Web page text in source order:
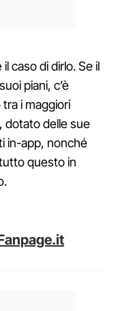
caso di dirlo. Se il
piani, c’è
i maggiori
dotato delle sue
in-app, nonché
questo in